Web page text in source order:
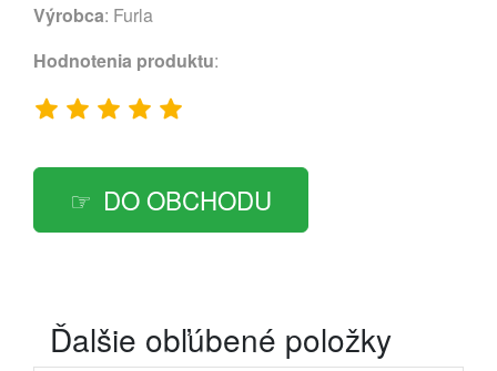
Výrobca: Furla
Hodnotenia produktu:
DO OBCHODU
Ďalšie obľúbené položky